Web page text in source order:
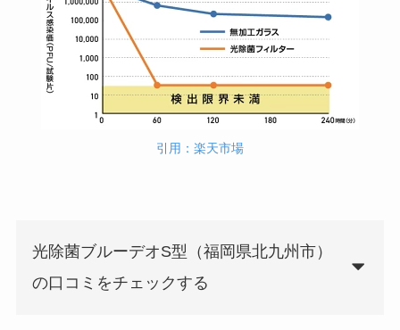
引用：楽天市場
光除菌ブルーデオS型（福岡県北九州市）
の口コミをチェックする